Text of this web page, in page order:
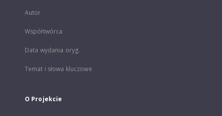
Autor
Współtwórca
Data wydania oryg.
Temat i słowa kluczowe
O Projekcie